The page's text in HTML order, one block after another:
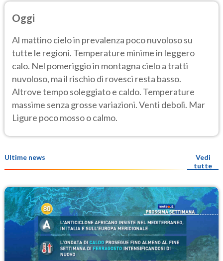
Oggi
Al mattino cielo in prevalenza poco nuvoloso su
tutte le regioni. Temperature minime in leggero
calo. Nel pomeriggio in montagna cielo a tratti
nuvoloso, ma il rischio di rovesci resta basso.
Altrove tempo soleggiato e caldo. Temperature
massime senza grosse variazioni. Venti deboli. Mar
Ligure poco mosso o calmo.
Ultime news
Vedi
tutte